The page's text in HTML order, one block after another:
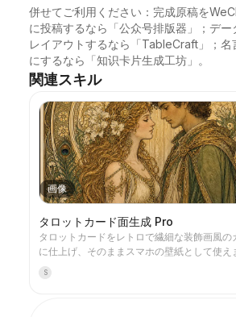
併せてご利用ください：完成原稿を
に投稿するなら「公众号排版器」；デ
レイアウトするなら「TableCraft」；名
にするなら「知识卡片生成工坊」。
関連スキル
画像
タロットカード面生成 Pro
タロットカードをレトロで繊細な装飾画風の
に仕上げ、そのままスマホの壁紙として使え
きなテーマ（北欧神話や某アニメ・ゲームの
や引きたいカードを伝えると、スタイルが統
S